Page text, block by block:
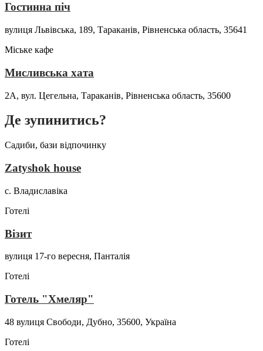
Гостинна піч
вулиця Львівська, 189, Тараканів, Рівненська область, 35641
Міське кафе
Мисливська хата
2А, вул. Цегельна, Тараканів, Рівненська область, 35600
Де зупинитись?
Садиби, бази відпочинку
Zatyshok house
с. Владиславіка
Готелі
Візит
вулиця 17-го вересня, Панталія
Готелі
Готель "Хмеляр"
48 вулиця Свободи, Дубно, 35600, Україна
Готелі